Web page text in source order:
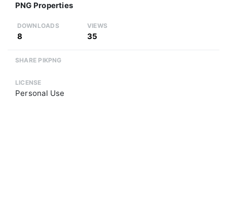
PNG Properties
DOWNLOADS
8
VIEWS
35
SHARE PIKPNG
LICENSE
Personal Use